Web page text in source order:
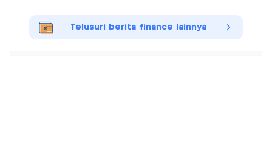
Telusuri berita finance lainnya